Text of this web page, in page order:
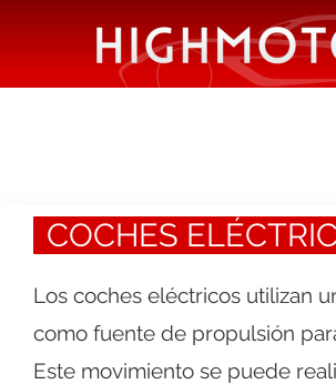
COCHES
Los coches eléctricos utilizan
como fuente de propulsión
Este movimiento se puede